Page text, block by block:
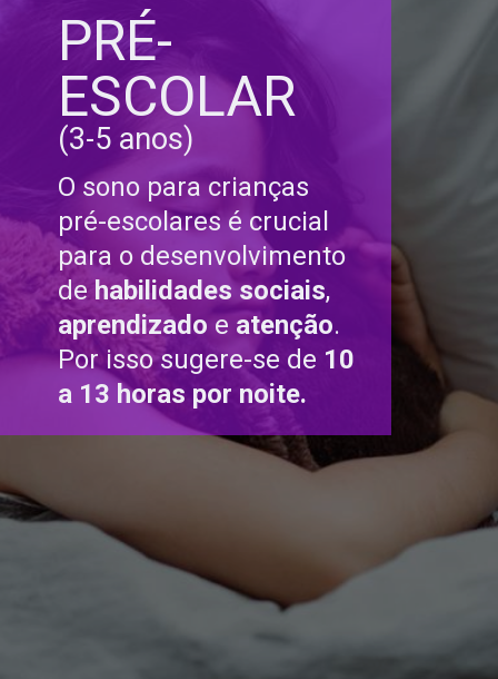
PRÉ-
ESCOLAR
(3-5 anos)
O sono para crianças
pré-escolares é crucial
para o desenvolvimento
de habilidades sociais,
aprendizadoe atenção.
Por isso sugere-se de 10
a 13 horas por noite.